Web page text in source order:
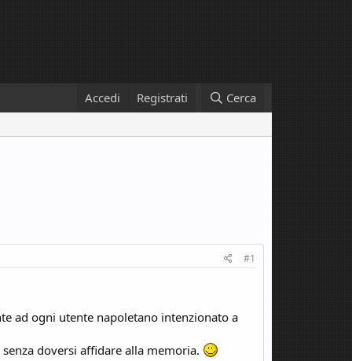
Accedi Registrati Cerca
#1
ad ogni utente napoletano intenzionato a
doversi affidare alla memoria.